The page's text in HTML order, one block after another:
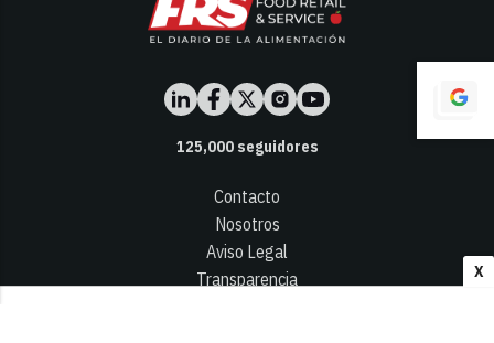
X
125,000seguidores
Contacto
Nosotros
Aviso Legal
Transparencia